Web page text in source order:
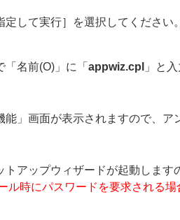
定して実行］を選択してください
名前(O)」に「 appwiz.cpl 」と
能」画面が表示されますので、
トアップウィザードが起動しま
ル時にパスワードを要求される